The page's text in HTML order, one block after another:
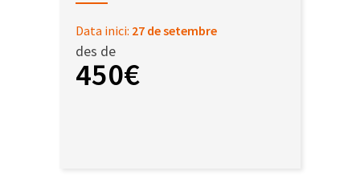
Data inici: 27 de setembre
des de
450€